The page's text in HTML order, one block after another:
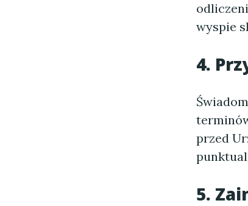
wyspie
4.
przed
5.